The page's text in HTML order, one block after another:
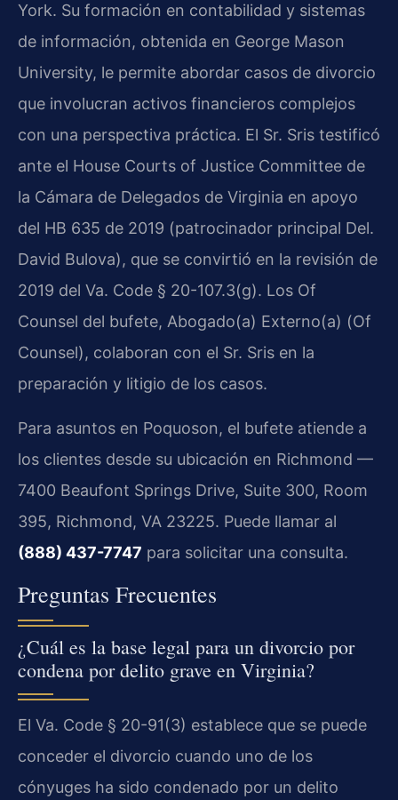
York. Su formación en contabilidad y sistemas
de información, obtenida en George Mason
University, le permite abordar casos de divorcio
que involucran activos financieros complejos
con una perspectiva práctica. El Sr. Sris testificó
ante el House Courts of Justice Committee de
la Cámara de Delegados de Virginia en apoyo
del HB 635 de 2019 (patrocinador principal Del.
David Bulova), que se convirtió en la revisión de
2019 del Va. Code § 20-107.3(g). Los Of
Counsel del bufete, Abogado(a) Externo(a) (Of
Counsel), colaboran con el Sr. Sris en la
preparación y litigio de los casos.
Para asuntos en Poquoson, el bufete atiende a
los clientes desde su ubicación en Richmond —
7400 Beaufont Springs Drive, Suite 300, Room
395, Richmond, VA 23225. Puede llamar al
(888) 437-7747 para solicitar una consulta.
Preguntas Frecuentes
¿Cuál es la base legal para un divorcio por
condena por delito grave en Virginia?
El Va. Code § 20-91(3) establece que se puede
conceder el divorcio cuando uno de los
cónyuges ha sido condenado por un delito